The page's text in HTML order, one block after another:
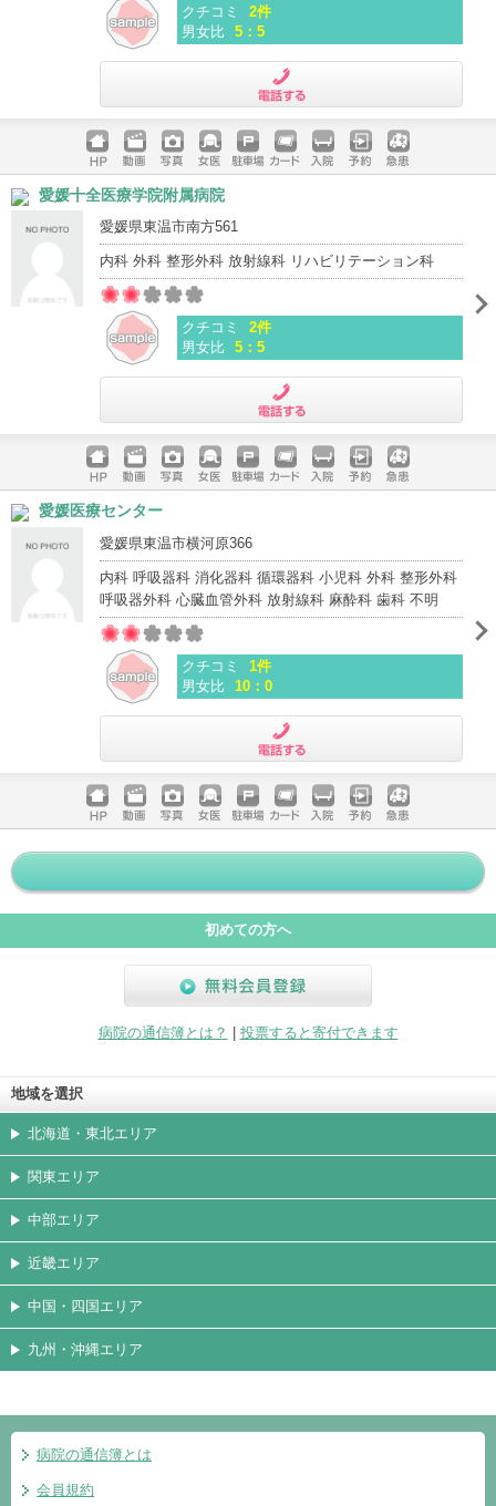
クチコミ
2件
男女比 5：5
ホームペ
ージ
動画 写真 女医 駐車場
クレジッ
入院 予約 急患
愛媛十全医療学院附属病院
愛媛県東温市南方561
内科 外科 整形外科 放射線科 リハビリテーション科
クチコミ
2件
男女比 5：5
ホームペ
ージ
動画 写真 女医 駐車場
クレジッ
入院 予約 急患
愛媛医療センター
愛媛県東温市横河原366
内科 呼吸器科 消化器科 循環器科 小児科 外科 整形外科
呼吸器外科 心臓血管外科 放射線科 麻酔科 歯科 不明
クチコミ
1件
男女比
10：0
ホームペ
ージ
動画 写真 女医 駐車場
クレジッ
トカード
入院 予約 急患
初めての方へ
病院の通信簿とは？ | 投票すると寄付できます
地域を選択
北海道・東北エリア
関東エリア
中部エリア
近畿エリア
中国・四国エリア
九州・沖縄エリア
病院の通信簿とは
会員規約